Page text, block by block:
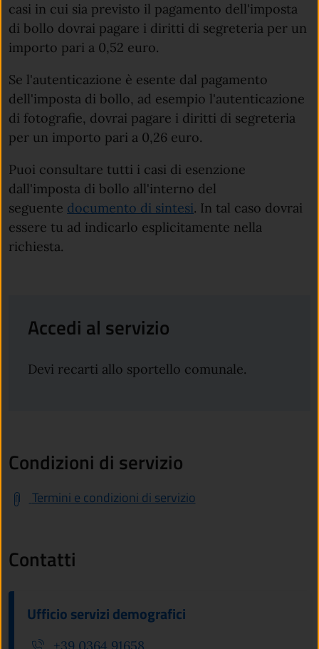
casi in cui sia previsto il pagamento dell'imposta
di bollo dovrai pagare i diritti di segreteria per un
importo pari a 0,52 euro.
Se l'autenticazione è esente dal pagamento
dell'imposta di bollo, ad esempio l'autenticazione
di fotografie, dovrai pagare i diritti di segreteria
per un importo pari a 0,26 euro.
Puoi consultare tutti i casi di esenzione
dall'imposta di bollo all'interno del
seguente documento di sintesi. In tal caso dovrai
essere tu ad indicarlo esplicitamente nella
richiesta.
Accedi al servizio
Devi recarti allo sportello comunale.
Condizioni di servizio
Termini e condizioni di servizio
Contatti
Ufficio servizi demografici